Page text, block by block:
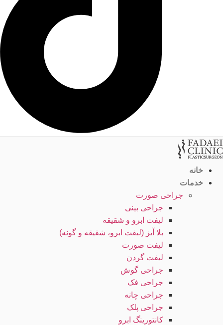
خانه
خدمات
جراحی صورت
جراحی بینی
لیفت ابرو و شقیقه
بلا آیز (لیفت ابرو، شقیقه و گونه)
لیفت صورت
لیفت گردن
جراحی گوش
جراحی فک
جراحی چانه
جراحی پلک
کانتورینگ ابرو